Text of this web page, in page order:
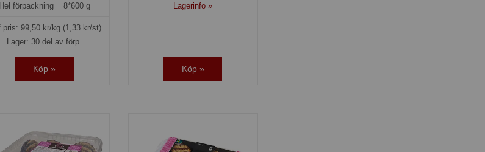
Hel förpackning = 8*600 g
99,50 kr/kg (1,33 kr/st)
Lager: 30 del av förp.
Köp »
Lagerinfo »
Köp »